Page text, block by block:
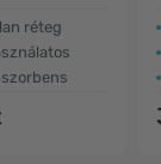
réteg